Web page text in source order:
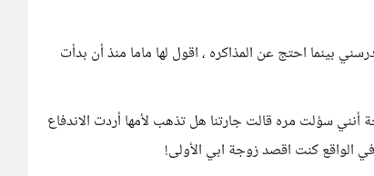
بينما احتج عن المذاكره ، اقول لها ماما منذ أن بدأت
أنني سؤلت مره قالت جارتنا هل تذهب لأمها أردت الاندفاع
الواقع كنت اقصد زوجة ابي الأولى!